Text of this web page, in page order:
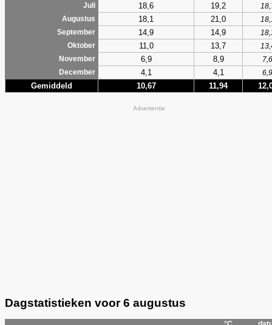
Juli
18,6 19,2
Augustus
18,1 21,0
September
14,9 14,9
Oktober
11,0 13,7
November
6,9 8,9
7,6
December
4,1 4,1 6,9
Gemiddeld 10,67 11,94
Advertentie
Dagstatistieken voor 6 augustus